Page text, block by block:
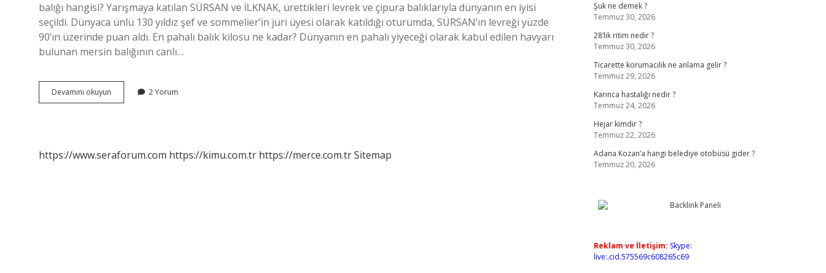
balığı hangisi? Yarışmaya katılan SÜRSAN ve İLKNAK, ürettikleri levrek ve çipura balıklarıyla dünyanın en iyisi
seçildi. Dünyaca ünlü 130 yıldız şef ve sommelier’in jüri üyesi olarak katıldığı oturumda, SÜRSAN’ın levreği yüzde
90’ın üzerinde puan aldı. En pahalı balık kilosu ne kadar? Dünyanın en pahalı yiyeceği olarak kabul edilen havyarı
bulunan mersin balığının canlı…
Devamını okuyun Türkiyenin
En
2 Yorum
https://www.seraforum.com https://kimu.com.tr https://merce.com.trSitemap
Şuk ne demek ?
Temmuz 30, 2026
28’lik ritim nedir ?
Temmuz 30, 2026
Ticarette korumacilik ne anlama gelir ?
Temmuz 29, 2026
Karınca hastalığı nedir ?
Temmuz 24, 2026
Hejar kimdir ?
Temmuz 22, 2026
Adana Kozan’a hangi belediye otobüsü gider ?
Temmuz 20, 2026
Reklam ve İletişim: Skype:
live:.cid.575569c608265c69